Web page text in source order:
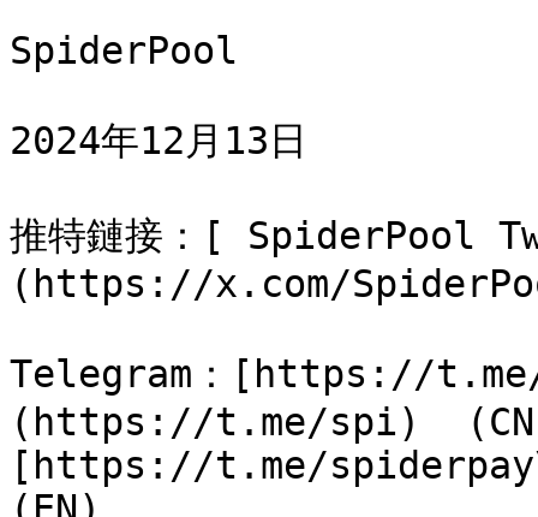
SpiderPool
2024年12月13日
推特鏈接：[ SpiderPool
(https://x.com/
Telegram：[https://
(https://t.me/spi)
[https://t.me/